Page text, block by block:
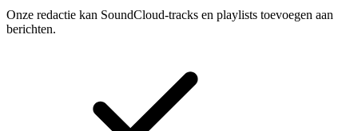
Onze redactie kan SoundCloud-tracks en playlists toevoegen aan
berichten.